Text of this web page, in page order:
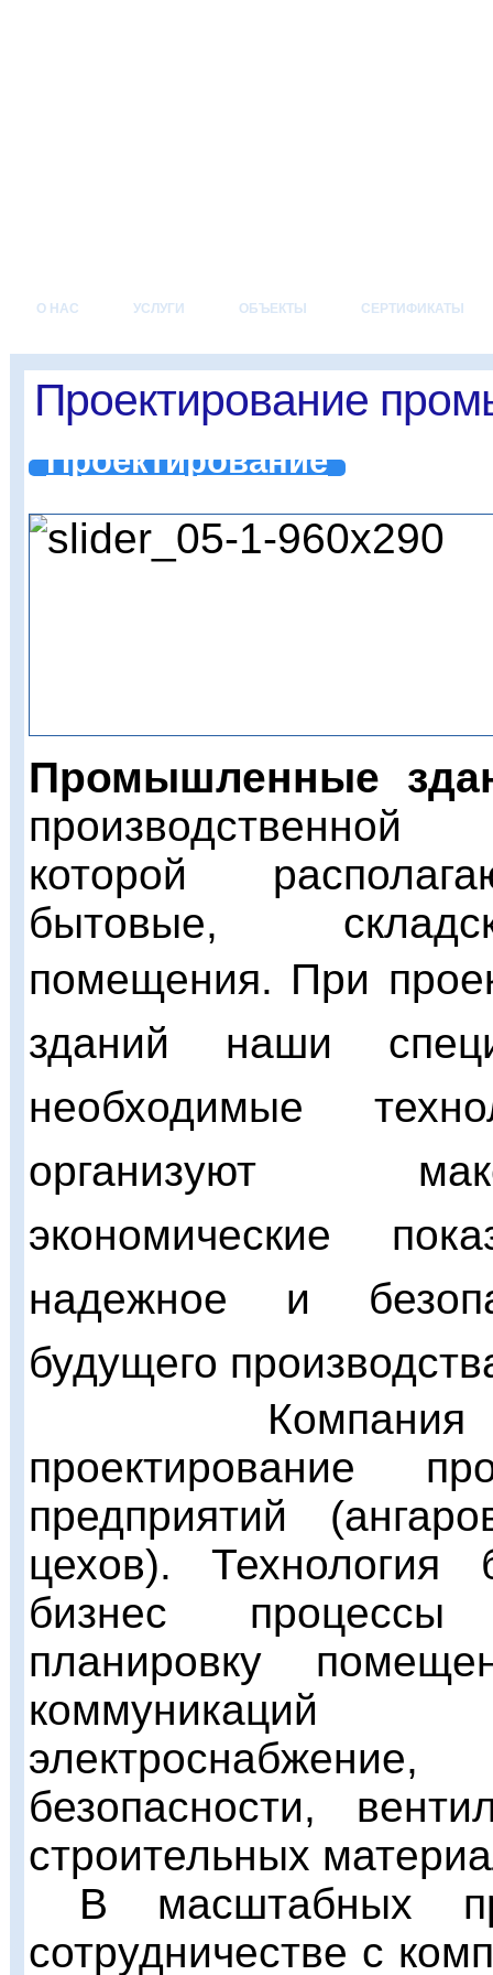
О НАС УСЛУГИ ОБЪЕКТЫ СЕРТИФИКАТЫ
Проектирование
Проектирование
Промышленные
которой
бытовые,
помещения. При
зданий наши
необходимые
организуют
экономические
надежное и
будущего
проектирование
предприятий
цехов). Технология
бизнес процессы
планировку
коммуникаций
безопасности,
строительных
В масштабных
сотрудничестве с